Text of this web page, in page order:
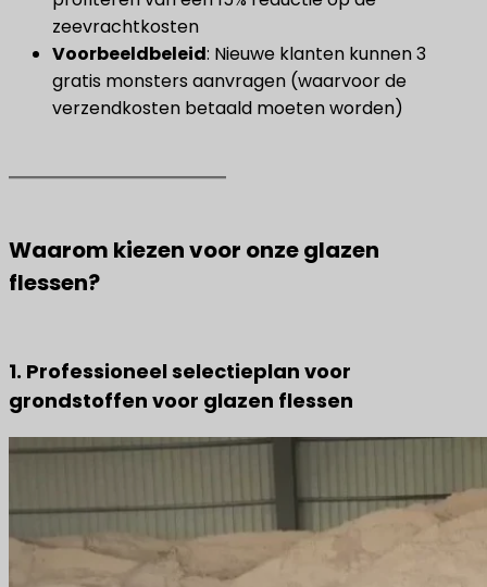
zeevrachtkosten
​Voorbeeldbeleid​​: Nieuwe klanten kunnen 3
gratis monsters aanvragen (waarvoor de
verzendkosten betaald moeten worden)
Waarom kiezen voor onze glazen
flessen?
1. Professioneel selectieplan voor
grondstoffen voor glazen flessen